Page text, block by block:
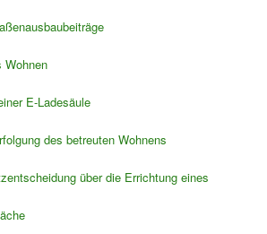
Wohnen
E-Ladesäule
des betreuten Wohnens
über die Errichtung eines